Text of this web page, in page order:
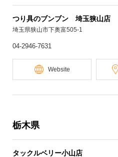
つり具のブンブン 埼玉狭山店
埼玉県狭山市下奥富505-1
04-2946-7631
Website
栃木県
タックルベリー小山店